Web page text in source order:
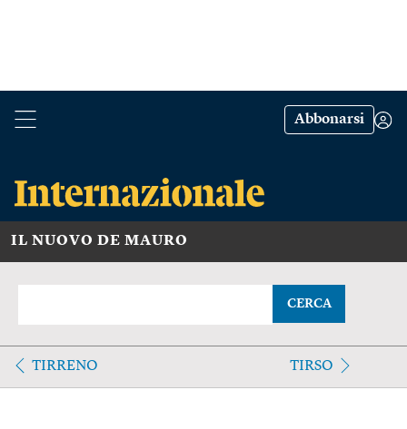
Abbonarsi
IL NUOVO DE MAURO
CERCA
TIRRENO TIRSO